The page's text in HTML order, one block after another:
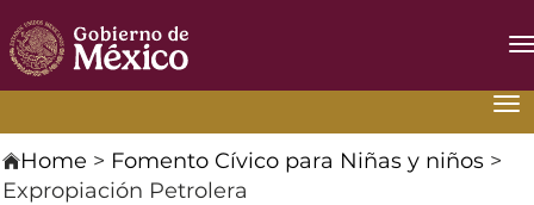
Fomento
Cívico
Home > Fomento Cívico para Niñas y niños >
Expropiación Petrolera